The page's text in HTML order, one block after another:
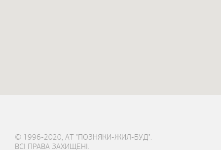
© 1996-2020, АТ "ПОЗНЯКИ-ЖИЛ-БУД".
ВСІ ПРАВА ЗАХИЩЕНІ.